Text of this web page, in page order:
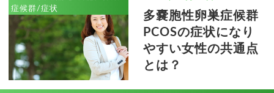
症候群/症状
多嚢胞性卵巣症候群
PCOSの症状になり
やすい女性の共通点
とは？